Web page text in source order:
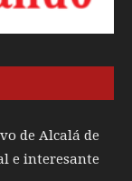
de Alcalá de
e interesante